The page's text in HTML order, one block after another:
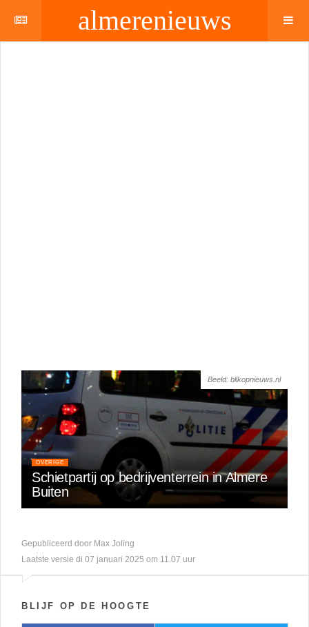
almerenieuws
Beeld: blikopnieuws.nl
OVERIGE
Schietpartij op bedrijventerrein in Almere
Buiten
Gepubliceerd door Max Joling
Laatste versie di 07 januari 2025 om 11.07 uur
BLIJF OP DE HOOGTE